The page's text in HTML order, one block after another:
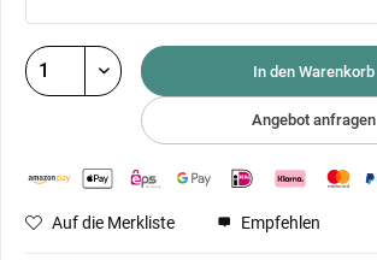
In den Warenkorb
Angebot anfragen
Auf die Merkliste Empfehlen